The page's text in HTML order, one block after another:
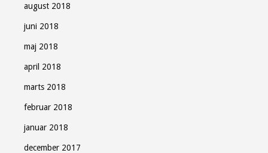
august 2018
juni 2018
maj 2018
april 2018
marts 2018
februar 2018
januar 2018
december 2017